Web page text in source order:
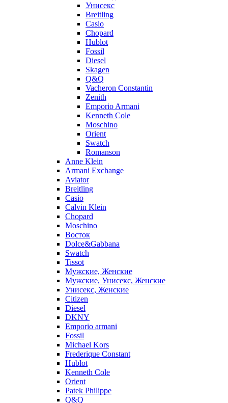
Унисекс
Breitling
Casio
Chopard
Hublot
Fossil
Diesel
Skagen
Q&Q
Vacheron Constantin
Zenith
Emporio Armani
Kenneth Cole
Moschino
Orient
Swatch
Romanson
Anne Klein
Armani Exchange
Aviator
Breitling
Casio
Calvin Klein
Chopard
Moschino
Восток
Dolce&Gabbana
Swatch
Tissot
Мужские, Женские
Мужские, Унисекс, Женские
Унисекс, Женские
Citizen
Diesel
DKNY
Emporio armani
Fossil
Michael Kors
Frederique Constant
Hublot
Kenneth Cole
Orient
Patek Philippe
Q&Q